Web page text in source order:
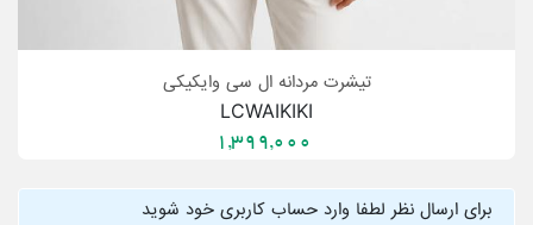
تیشرت مردانه ال سی وایکیکی
LCWAIKIKI
1,399,000
برای ارسال نظر لطفا وارد حساب کاربری خود شوید